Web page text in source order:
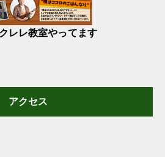
レレ教室やってます
アクセス